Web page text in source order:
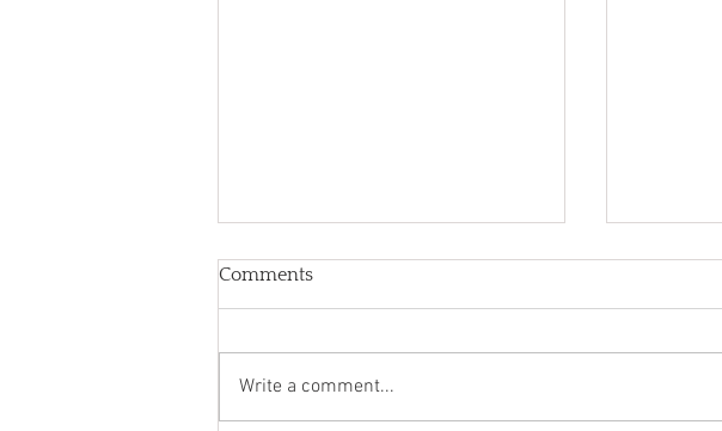
Comments
Write a comment...